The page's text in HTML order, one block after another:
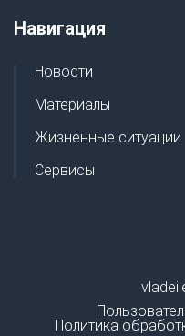
Навигация
Новости
Материалы
Жизненные ситуации
Сервисы
Политика